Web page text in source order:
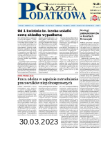
30.03.2023